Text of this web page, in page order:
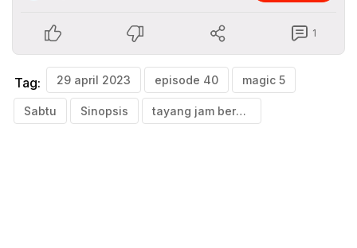
1
Tag: 29 april 2023 episode 40 magic 5
Sabtu Sinopsis tayang jam berapa